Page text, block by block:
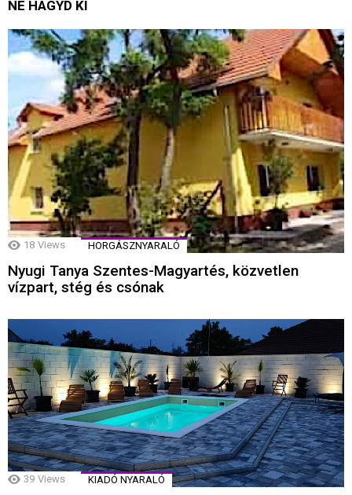
NE HAGYD KI
18 Views HORGÁSZNYARALÓ
Nyugi Tanya Szentes-Magyartés, közvetlen
vízpart, stég és csónak
39 Views KIADÓ NYARALÓ